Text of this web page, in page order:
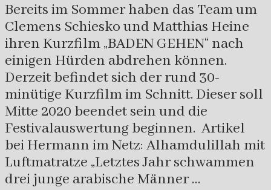
Bereits im Sommer haben das Team um
Clemens Schiesko und Matthias Heine
ihren Kurzfilm „BADEN GEHEN“ nach
einigen Hürden abdrehen können.
Derzeit befindet sich der rund 30-
minütige Kurzfilm im Schnitt. Dieser soll
Mitte 2020 beendet sein und die
Festivalauswertung beginnen. Artikel
bei Hermann im Netz: Alhamdulillah mit
Luftmatratze „Letztes Jahr schwammen
drei junge arabische Männer …